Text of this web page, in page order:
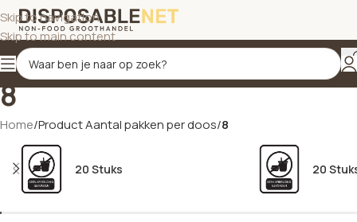
Skip to navigation
Skip to main content
8
Home/Product Aantal pakken per doos/8
20 Stuks 20